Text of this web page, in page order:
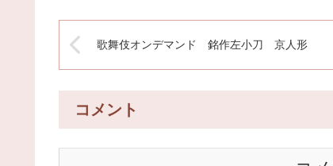
歌舞伎オンデマンド 銘作左小刀 京人形
コメント